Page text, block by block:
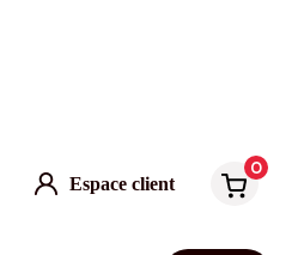
Espace client
0